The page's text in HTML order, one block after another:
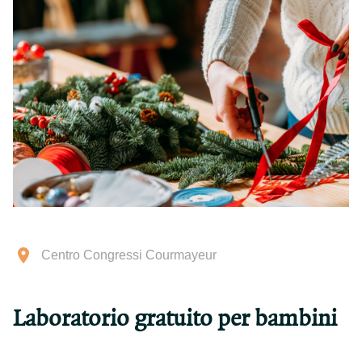
Centro Congressi Courmayeur
Laboratorio gratuito per bambini